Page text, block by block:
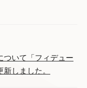
ついて「フィデュー
しました。